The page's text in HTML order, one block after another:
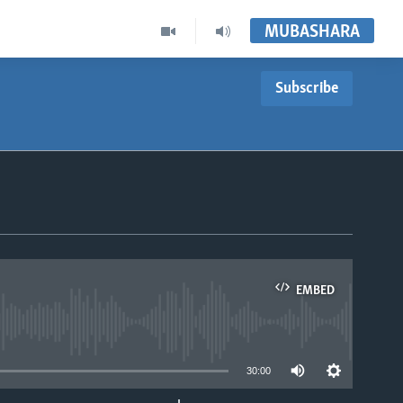
MUBASHARA
Subscribe
EMBED
30:00